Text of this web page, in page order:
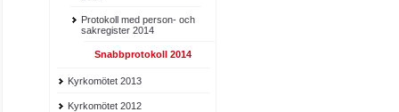
Protokoll med person- och
sakregister 2014
Snabbprotokoll 2014
Kyrkomötet 2013
Kyrkomötet 2012